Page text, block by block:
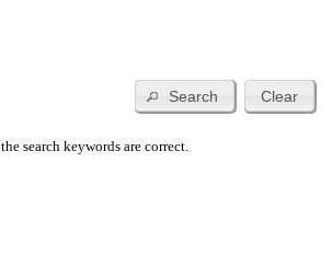
Search Clear
search keywords are correct.